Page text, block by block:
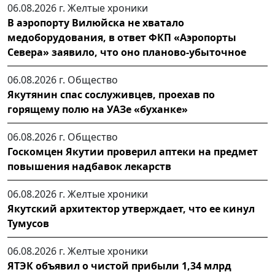
06.08.2026 г. Желтые хроники
В аэропорту Вилюйска не хватало
медоборудования, в ответ ФКП «Аэропорты
Севера» заявило, что оно планово-убыточное
06.08.2026 г. Общество
Якутянин спас сослуживцев, проехав по
горящему полю на УАЗе «буханке»
06.08.2026 г. Общество
Госкомцен Якутии проверил аптеки на предмет
повышения надбавок лекарств
06.08.2026 г. Желтые хроники
Якутский архитектор утверждает, что ее кинул
Тумусов
06.08.2026 г. Желтые хроники
ЯТЭК объявил о чистой прибыли 1,34 млрд